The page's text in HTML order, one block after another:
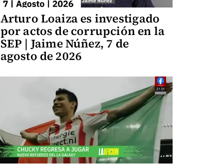
Arturo Loaiza es investigado
por actos de corrupción en la
SEP | Jaime Núñez, 7 de
agosto de 2026